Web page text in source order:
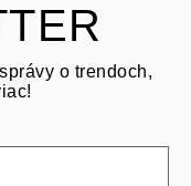
o trendoch,